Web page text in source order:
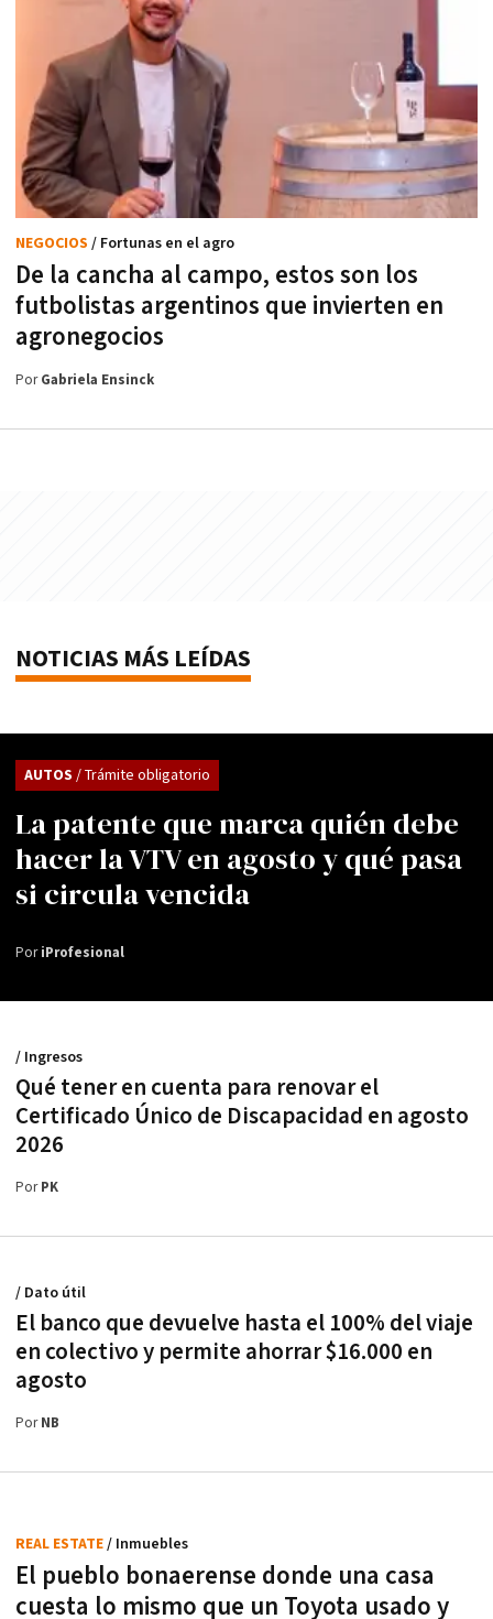
De la cancha al campo, estos son los
futbolistas argentinos que invierten en
agronegocios
NEGOCIOS / Fortunas en el agro
PorGabriela Ensinck
NOTICIAS MÁS LEÍDAS
La patente que marca quién debe
hacer la VTV en agosto y qué pasa
si circula vencida
AUTOS / Trámite obligatorio
PoriProfesional
Qué tener en cuenta para renovar el
Certificado Único de Discapacidad en agosto
2026
/ Ingresos
PorPK
El banco que devuelve hasta el 100% del viaje
en colectivo y permite ahorrar $16.000 en
agosto
/ Dato útil
PorNB
El pueblo bonaerense donde una casa
cuesta lo mismo que un Toyota usado y
REAL ESTATE/ Inmuebles